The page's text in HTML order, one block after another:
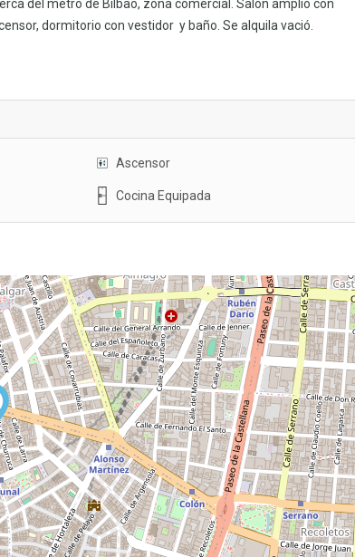
del metro de Bilbao, zona comercial. Salón amplio con
dormitorio con vestidor y baño. Se alquila vació.
Ascensor
Cocina Equipada